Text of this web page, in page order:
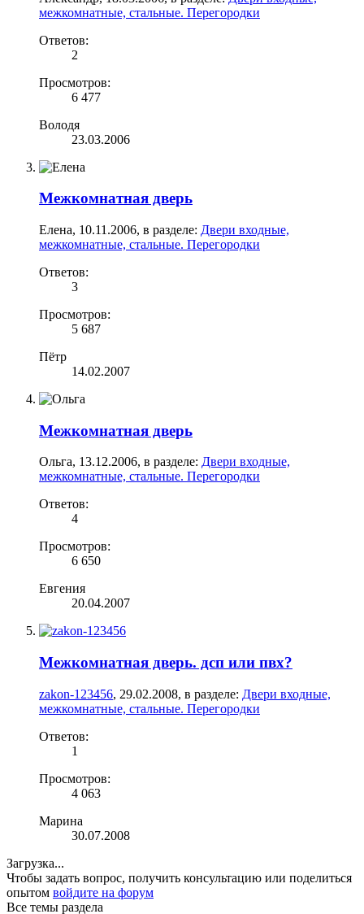
межкомнатные, стальные. Перегородки
Ответов:
2
Просмотров:
6 477
Володя
23.03.2006
Межкомнатная дверь
Елена, 10.11.2006, в разделе: Двери входные,
межкомнатные, стальные. Перегородки
Ответов:
3
Просмотров:
5 687
Пётр
14.02.2007
Межкомнатная дверь
Ольга, 13.12.2006, в разделе: Двери входные,
межкомнатные, стальные. Перегородки
Ответов:
4
Просмотров:
6 650
Евгения
20.04.2007
Межкомнатная дверь. дсп или пвх?
zakon-123456, 29.02.2008, в разделе: Двери входные,
межкомнатные, стальные. Перегородки
Ответов:
1
Просмотров:
4 063
Марина
30.07.2008
Загрузка...
Чтобы задать вопрос, получить консультацию или поделиться
опытом войдите на форум
Все темы раздела